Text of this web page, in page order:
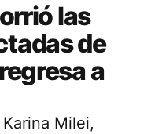
las
de
a
Milei,